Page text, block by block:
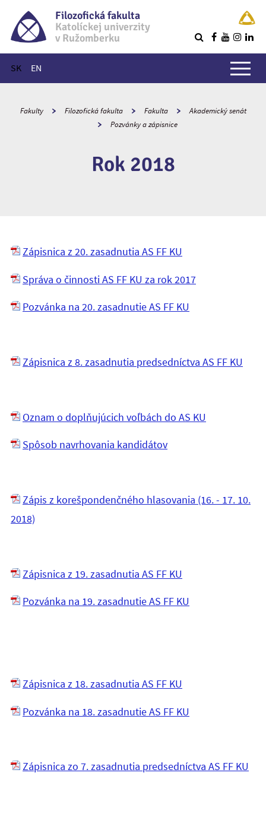
Filozofická fakulta
Katolíckej univerzity
v Ružomberku
SK EN
Hlavné menu
Fakulty Filozofická fakulta Fakulta
Akademický senát
Pozvánky a zápisnice
Rok 2018
Zápisnica z 20. zasadnutia AS FF KU
Správa o činnosti AS FF KU za rok 2017
Pozvánka na 20. zasadnutie AS FF KU
Zápisnica z 8. zasadnutia predsedníctva AS FF KU
Oznam o doplňujúcich voľbách do AS KU
Spôsob navrhovania kandidátov
Zápis z korešpondenčného hlasovania (16. - 17. 10.
2018)
Zápisnica z 19. zasadnutia AS FF KU
Pozvánka na 19. zasadnutie AS FF KU
Zápisnica z 18. zasadnutia AS FF KU
Pozvánka na 18. zasadnutie AS FF KU
Zápisnica zo 7. zasadnutia predsedníctva AS FF KU